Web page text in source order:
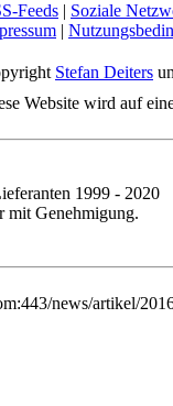
Feeds | Soziale
|
Stefan Deiters
Website wird auf
1999 - 2020
mit Genehmigung.
news/artikel/